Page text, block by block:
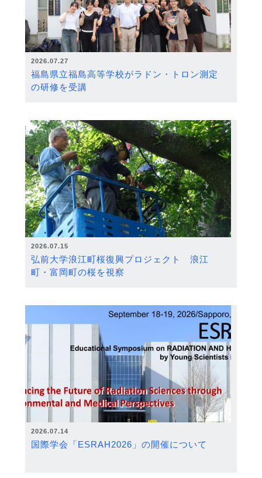
2026.07.27
福島県立福島高等学校がラドン・トロン測定
の研修を受講
2026.07.15
弘前大学浪江町桜復興プロジェクト 浪江
町・富岡町の桜を視察
2026.07.14
国際学会「ESRAH2026」の開催について